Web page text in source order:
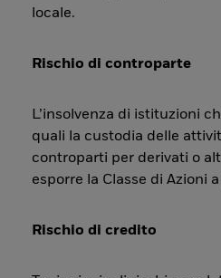
locale.
Rischio di controparte
L’insolvenza di istituzioni
quali la custodia delle
controparti per derivati o
esporre la Classe di Azioni
Rischio di credito